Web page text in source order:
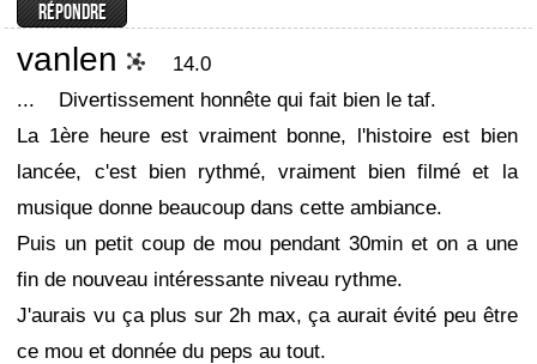
vanlen
14.0
... Divertissement honnête qui fait bien le taf.
La 1ère heure est vraiment bonne, l'histoire est bien
lancée, c'est bien rythmé, vraiment bien filmé et la
musique donne beaucoup dans cette ambiance.
Puis un petit coup de mou pendant 30min et on a une
fin de nouveau intéressante niveau rythme.
J'aurais vu ça plus sur 2h max, ça aurait évité peu être
ce mou et donnée du peps au tout.